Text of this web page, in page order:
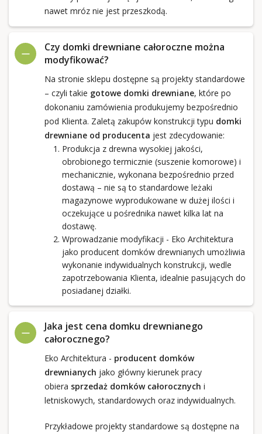
nawet mróz nie jest przeszkodą.
Czy domki drewniane całoroczne można
modyfikować?
Na stronie sklepu dostępne są projekty standardowe
– czyli takie gotowe domki drewniane, które po
dokonaniu zamówienia produkujemy bezpośrednio
pod Klienta. Zaletą zakupów konstrukcji typu domki
drewniane od producenta jest zdecydowanie:
Produkcja z drewna wysokiej jakości,
obrobionego termicznie (suszenie komorowe) i
mechanicznie, wykonana bezpośrednio przed
dostawą – nie są to standardowe leżaki
magazynowe wyprodukowane w dużej ilości i
oczekujące u pośrednika nawet kilka lat na
dostawę.
Wprowadzanie modyfikacji - Eko Architektura
jako producent domków drewnianych umożliwia
wykonanie indywidualnych konstrukcji, wedle
zapotrzebowania Klienta, idealnie pasujących do
posiadanej działki.
Jaka jest cena domku drewnianego
całorocznego?
Eko Architektura - producent domków
drewnianych jako główny kierunek pracy
obiera sprzedaż domków całorocznych i
letniskowych, standardowych oraz indywidualnych.
Przykładowe projekty standardowe są dostępne na